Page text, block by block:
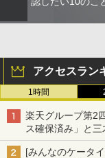
アクセスラン
1時間
楽天グループ第2
ス確保済み」と三
[みんなのケータ